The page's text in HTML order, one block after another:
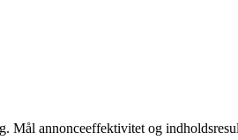
annonceeffektivitet og